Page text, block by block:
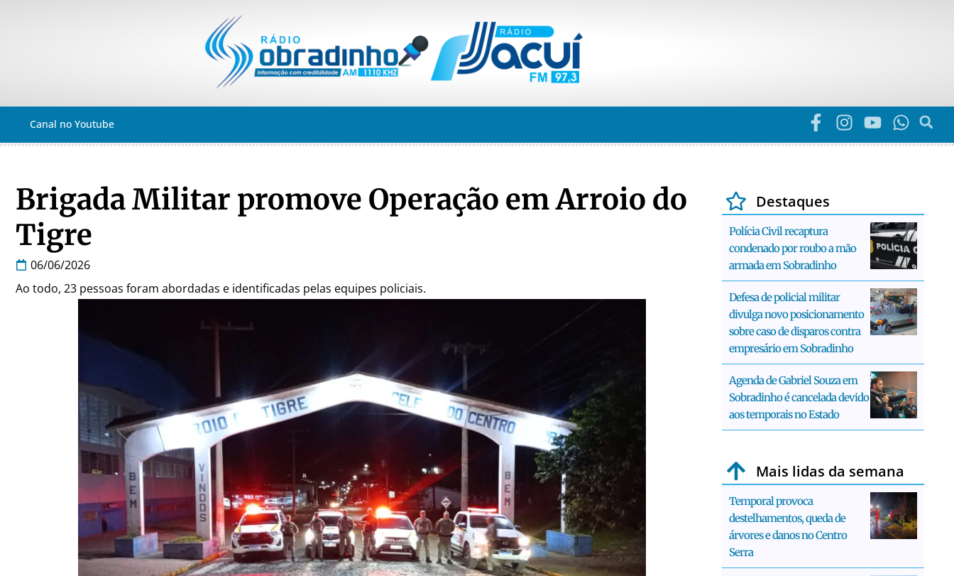
Canal no Youtube
Brigada Militar promove Operação em Arroio do
Tigre
06/06/2026
Ao todo, 23 pessoas foram abordadas e identificadas pelas equipes policiais.
Destaques
Polícia Civil recaptura
condenado por roubo a mão
armada em Sobradinho
Defesa de policial militar
divulga novo posicionamento
sobre caso de disparos contra
empresário em Sobradinho
Agenda de Gabriel Souza em
Sobradinho é cancelada devido
aos temporais no Estado
Mais lidas da semana
Temporal provoca
destelhamentos, queda de
árvores e danos no Centro
Serra